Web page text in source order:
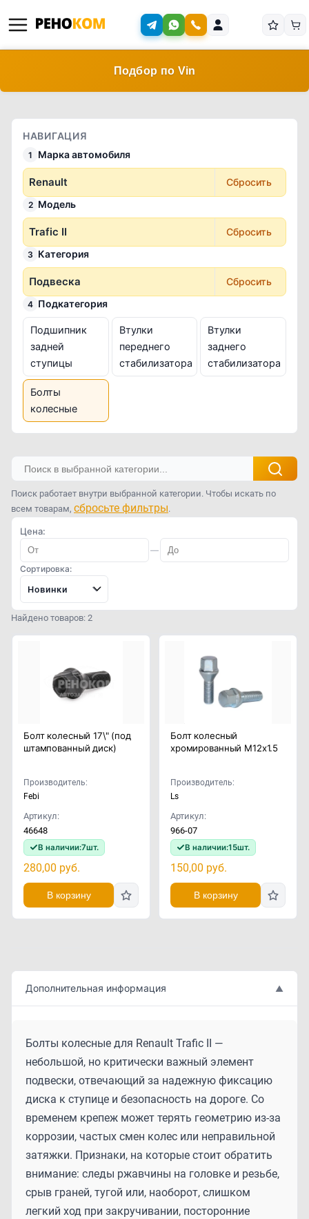
Подбор по Vin
НАВИГАЦИЯ
1 Марка автомобиля
Renault Сбросить
2 Модель
Trafic II Сбросить
3 Категория
Подвеска Сбросить
4 Подкатегория
Подшипник
задней
ступицы
Втулки
переднего
стабилизатора
Втулки
заднего
стабилизатора
Болты
колесные
Поиск работает внутри выбранной категории. Чтобы искать по
всем товарам, сбросьте фильтры.
Цена:
—
Сортировка:
Новинки
Найдено товаров: 2
Болт колесный 17\" (под
штампованный диск)
Производитель:
Febi
Артикул:
46648
В наличии:7шт.
280,00 руб.
В корзину
Болт колесный
хромированный M12x1.5
Производитель:
Ls
Артикул:
966-07
В наличии:15шт.
150,00 руб.
В корзину
Дополнительная информация ▲
Болты колесные для Renault Trafic II —
небольшой, но критически важный элемент
подвески, отвечающий за надежную фиксацию
диска к ступице и безопасность на дороге. Со
временем крепеж может терять геометрию из-за
коррозии, частых смен колес или неправильной
затяжки. Признаки, на которые стоит обратить
внимание: следы ржавчины на головке и резьбе,
срыв граней, тугой или, наоборот, слишком
легкий ход при закручивании, посторонние